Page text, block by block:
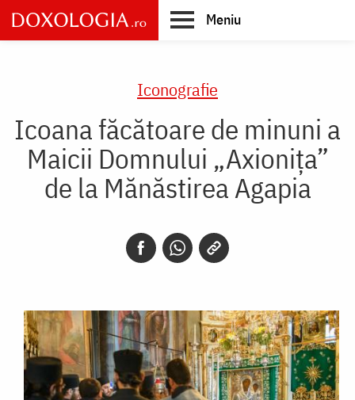
Skip
to
main
Meniu
Iconografie
Icoana făcătoare de minuni a
Maicii Domnului „Axionița”
de la Mănăstirea Agapia